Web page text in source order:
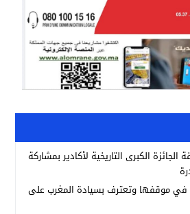
الكبرى التاريخية لأكادير بمشاركة
في موقفها وتعترف بسيادة المغرب على